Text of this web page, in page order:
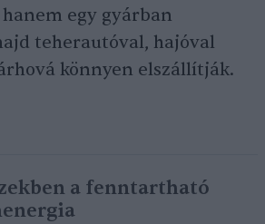
egy gyárban
teherautóval, hajóval
könnyen elszállítják.
a fenntartható